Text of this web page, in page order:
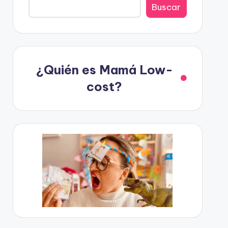
Buscar
¿Quién es Mamá Low-
cost?